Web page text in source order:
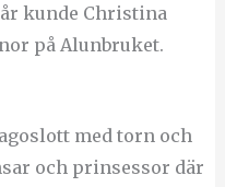
kunde Christina
på Alunbruket.
med torn och
och prinsessor där